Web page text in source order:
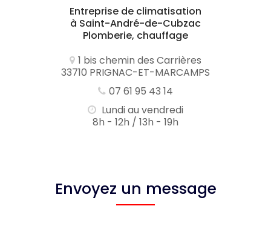
Entreprise de climatisation
à Saint-André-de-Cubzac
Plomberie, chauffage
1 bis chemin des Carrières
33710 PRIGNAC-ET-MARCAMPS
07 61 95 43 14
Lundi au vendredi
8h - 12h / 13h - 19h
Envoyez un message